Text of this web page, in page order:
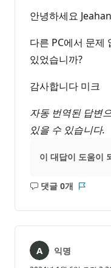
안녕하세요
다른 PC에서 문제
있었습니까?
감사합니다 미크
자동 번역된 답변
있을 수 있습니다.
이 대답이 도움이
댓글 0개
설
음
익명